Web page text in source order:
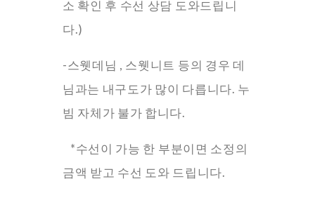
소 확인 후 수선 상담 도와드립니
다.)
-스웻데님 , 스웻니트 등의 경우 데
님과는 내구도가 많이 다릅니다. 누
빔 자체가 불가 합니다.
*수선이 가능 한 부분이면 소정의
금액 받고 수선 도와 드립니다.